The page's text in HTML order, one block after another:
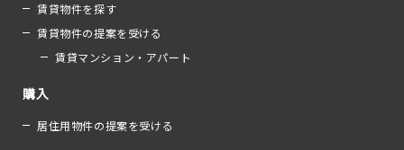
賃貸物件を探す
賃貸物件の提案を受ける
賃貸マンション・アパート
購入
居住用物件の提案を受ける